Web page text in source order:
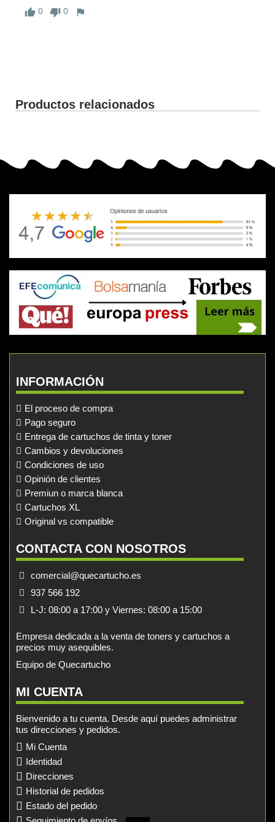
0 0
Productos relacionados
INFORMACIÓN
El proceso de compra
Pago seguro
Entrega de cartuchos de tinta y toner
Cambios y devoluciones
Condiciones de uso
Opinión de clientes
Premiun o marca blanca
Cartuchos XL
Original vs compatible
CONTACTA CON NOSOTROS
comercial@quecartucho.es
937 566 192
L-J: 08:00 a 17:00 y Viernes: 08:00 a 15:00
Empresa dedicada a la venta de toners y cartuchos a
precios muy asequibles.
Equipo de Quecartucho
MI CUENTA
Bienvenido a tu cuenta. Desde aquí puedes administrar
tus direcciones y pedidos.
Mi Cuenta
Identidad
Direcciones
Historial de pedidos
Estado del pedido